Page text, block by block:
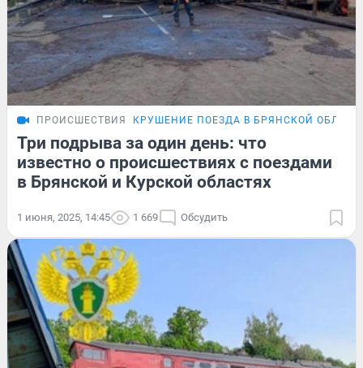
ПРОИСШЕСТВИЯ КРУШЕНИЕ ПОЕЗДА В БРЯНСКОЙ
Три подрыва за один день: что
известно о происшествиях с поездами
в Брянской и Курской областях
1 июня, 2025, 14:45 1 669 Обсудить